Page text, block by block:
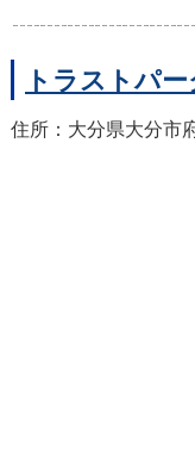
トラストパ
住所：大分県大分市